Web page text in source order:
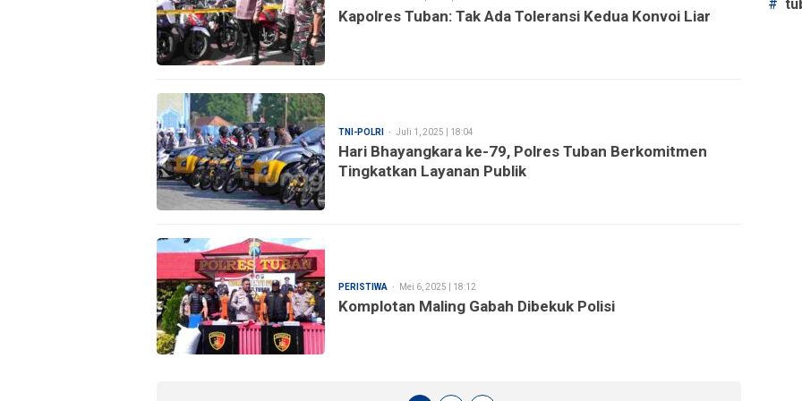
Kapolres Tuban: Tak Ada Toleransi Kedua Konvoi Liar
TNI-POLRI Juli 1, 2025 | 18:04
Hari Bhayangkara ke-79, Polres Tuban Berkomitmen
Tingkatkan Layanan Publik
PERISTIWA Mei 6, 2025 | 18:12
Komplotan Maling Gabah Dibekuk Polisi
#